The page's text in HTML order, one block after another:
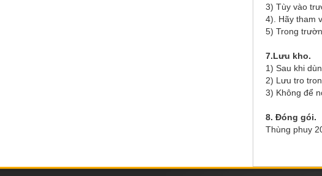
3) Tùy vào
4). Hãy tham
5) Trong
7.Lưu kho.
1) Sau khi
2) Lưu tro
3) Không để
8. Đóng gói.
Thùng phuy